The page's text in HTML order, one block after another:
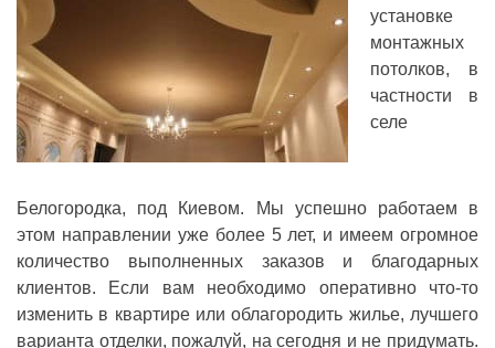
установке
монтажных
потолков, в
частности в
селе
Белогородка, под Киевом. Мы успешно работаем в
этом направлении уже более 5 лет, и имеем огромное
количество выполненных заказов и благодарных
клиентов. Если вам необходимо оперативно что-то
изменить в квартире или облагородить жилье, лучшего
варианта отделки, пожалуй, на сегодня и не придумать.